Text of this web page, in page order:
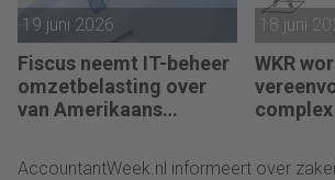
19 juni 2026
Fiscus neemt IT-beheer
omzetbelasting over
van Amerikaans
18 juni
WKR
complex
AccountantWeek.nl informeert over